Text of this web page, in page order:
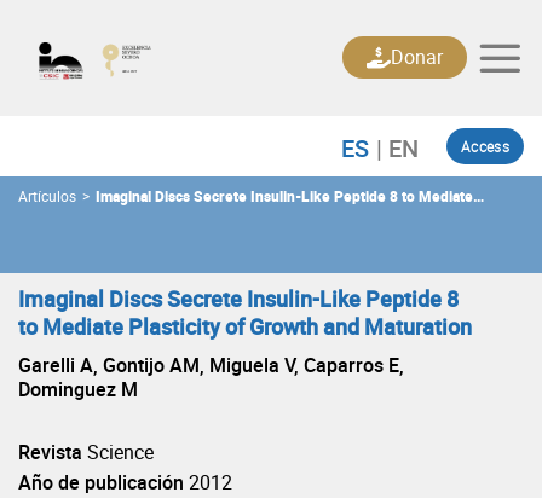
content
Access
Donar
Artículos > Imaginal Discs Secrete Insulin-Like Peptide 8 to Mediate
Imaginal Discs Secrete Insulin-Like Peptide 8
to Mediate Plasticity of Growth and Maturation
Garelli A, Gontijo AM, Miguela V, Caparros E,
Dominguez M
Revista Science
Año de publicación 2012